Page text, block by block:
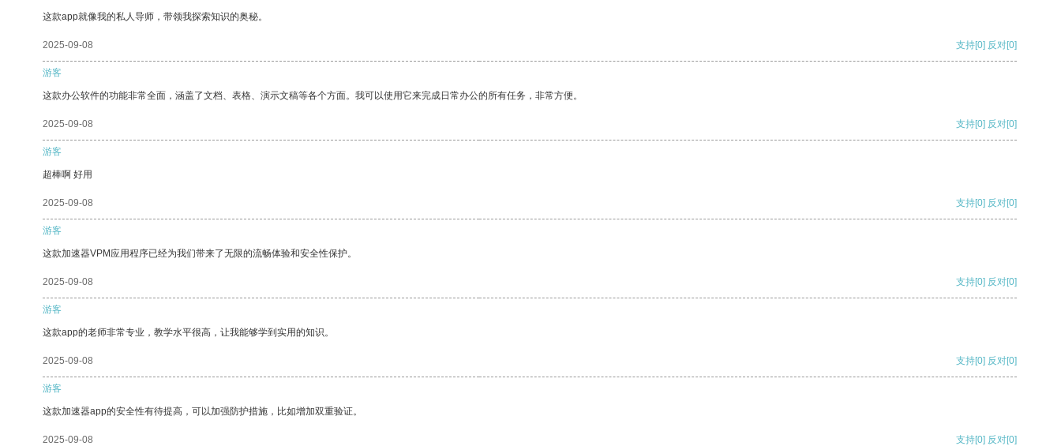
这款app就像我的私人导师，带领我探索知识的奥秘。
2025-09-08 支持[0] 反对[0]
游客
这款办公软件的功能非常全面，涵盖了文档、表格、演示文稿等各个方面。我可以使用它来完成日常办公的所有任务，非常方便。
2025-09-08 支持[0] 反对[0]
游客
超棒啊 好用
2025-09-08 支持[0] 反对[0]
游客
这款加速器VPM应用程序已经为我们带来了无限的流畅体验和安全性保护。
2025-09-08 支持[0] 反对[0]
游客
这款app的老师非常专业，教学水平很高，让我能够学到实用的知识。
2025-09-08 支持[0] 反对[0]
游客
这款加速器app的安全性有待提高，可以加强防护措施，比如增加双重验证。
2025-09-08 支持[0] 反对[0]